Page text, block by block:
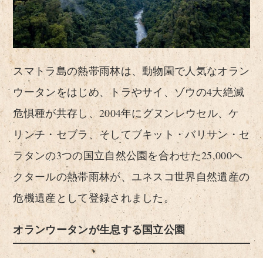
スマトラ島の熱帯雨林は、動物園で人気なオラン
ウータンをはじめ、トラやサイ、ゾウの4大絶滅
危惧種が共存し、2004年にグヌンレウセル、ケ
リンチ・セブラ、そしてブキット・バリサン・セ
ラタンの3つの国立自然公園を合わせた25,000ヘ
クタールの熱帯雨林が、ユネスコ世界自然遺産の
危機遺産として登録されました。
オランウータンが生息する国立公園